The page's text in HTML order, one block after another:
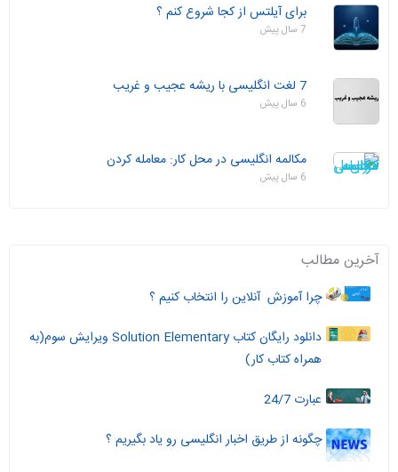
برای آیلتس از کجا شروع کنم ؟
7 سال پیش
7 لغت انگلیسی با ریشه عجیب و غریب
6 سال پیش
مکالمه انگلیسی در محل کار: معامله کردن
6 سال پیش
آخرین مطالب
چرا آموزش آنلاین را انتخاب کنیم ؟
دانلود رایگان کتاب Solution Elementary ویرایش سوم(به
همراه کتاب کار)
عبارت 24/7
چگونه از طریق اخبار انگلیسی رو یاد بگیریم ؟